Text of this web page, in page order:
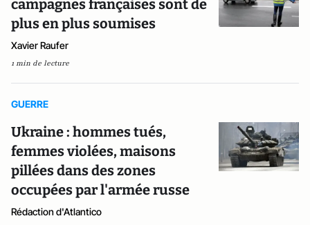
campagnes françaises sont de
plus en plus soumises
Xavier Raufer
1 min de lecture
GUERRE
Ukraine : hommes tués,
femmes violées, maisons
pillées dans des zones
occupées par l'armée russe
Rédaction d'Atlantico